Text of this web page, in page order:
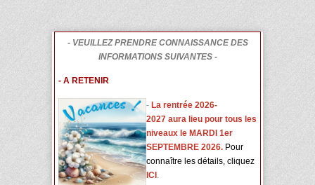
- VEUILLEZ PRENDRE CONNAISSANCE DES
INFORMATIONS SUIVANTES -
- A RETENIR
- La rentrée 2026-
2027 aura lieu pour tous les
niveaux le MARDI 1er
SEPTEMBRE 2026. Pour
connaître les détails, cliquez
ICI